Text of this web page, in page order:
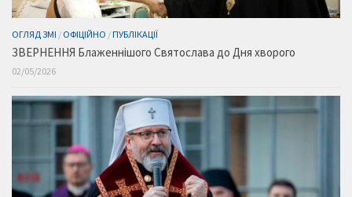
ОГЛЯД ЗМІ / ОФІЦІЙНО /ПУБЛІКАЦІЇ
ЗВЕРНЕННЯ Блаженнішого Святослава до Дня хворого
02/05/2026